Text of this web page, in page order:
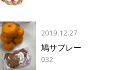
2019.12.27
鳩サブレー
032